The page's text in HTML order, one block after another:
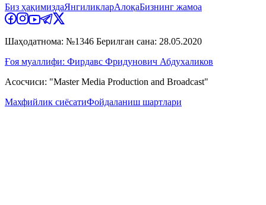
Биз ҳақимиздаЯнгиликларАлоқаБизнинг жамоа
Шаҳодатнома: №1346 Берилган сана: 28.05.2020
Ғоя муаллифи: Фирдавс Фридунович Абдухаликов
Асосчиси: "Master Media Production and Broadcast"
Махфийлик сиёсатиФойдаланиш шартлари